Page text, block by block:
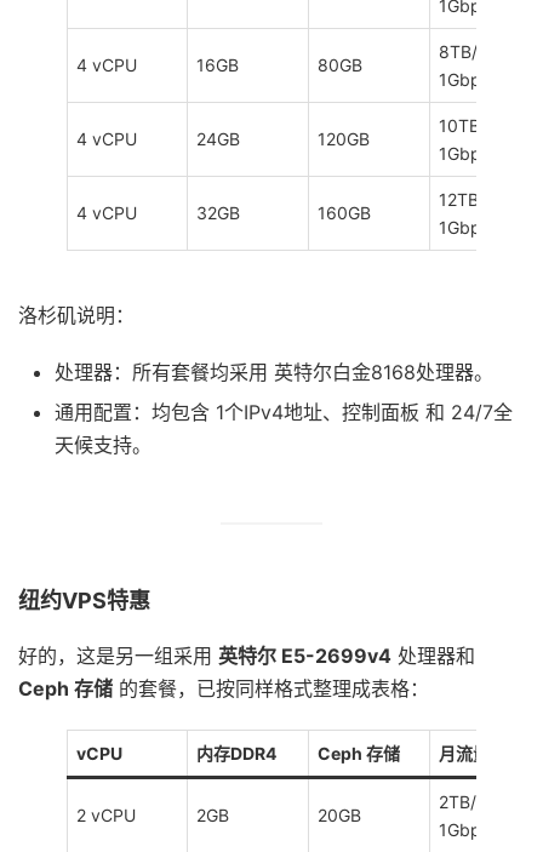
1Gbps
4 vCPU 16GB 80GB
8TB/月，
1Gbps
4 vCPU 24GB 120GB
10TB/月，
1Gbps
4 vCPU 32GB 160GB
12TB/月，
1Gbps
洛杉矶说明：
处理器：所有套餐均采用 英特尔白金8168处理器。
通用配置：均包含 1个IPv4地址、控制面板 和 24/7全
天候支持。
纽约VPS特惠
好的，这是另一组采用 英特尔 E5-2699v4 处理器和
Ceph 存储 的套餐，已按同样格式整理成表格：
vCPU 内存DDR4 Ceph 存储 月流量/带宽
2 vCPU 2GB 20GB
2TB/月，
1Gbps